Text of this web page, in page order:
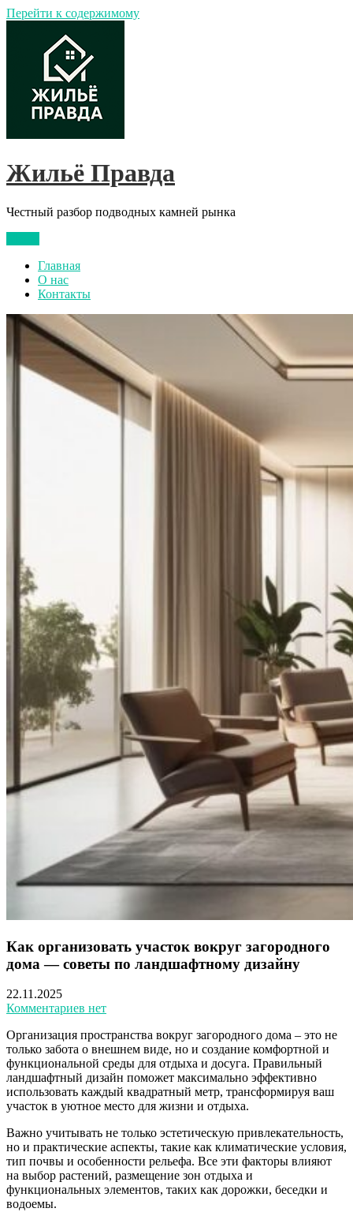
Перейти к содержимому
Жильё Правда
Честный разбор подводных камней рынка
Главная
О нас
Контакты
Как организовать участок вокруг загородного
дома — советы по ландшафтному дизайну
22.11.2025
Комментариев нет
Организация пространства вокруг загородного дома – это не
только забота о внешнем виде, но и создание комфортной и
функциональной среды для отдыха и досуга. Правильный
ландшафтный дизайн поможет максимально эффективно
использовать каждый квадратный метр, трансформируя ваш
участок в уютное место для жизни и отдыха.
Важно учитывать не только эстетическую привлекательность,
но и практические аспекты, такие как климатические условия,
тип почвы и особенности рельефа. Все эти факторы влияют
на выбор растений, размещение зон отдыха и
функциональных элементов, таких как дорожки, беседки и
водоемы.